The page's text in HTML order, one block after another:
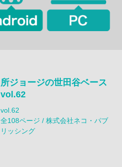
所ジョージの世田谷ベース
vol.62
vol.62
全108ページ / 株式会社ネコ・パブ
リッシング